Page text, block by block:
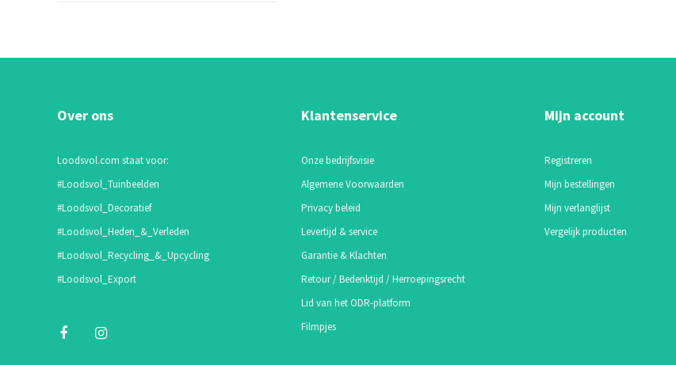
Over ons
Loodsvol.com staat voor:
#Loodsvol_Tuinbeelden
#Loodsvol_Decoratief
#Loodsvol_Heden_&_Verleden
#Loodsvol_Recycling_&_Upcycling
#Loodsvol_Export
Klantenservice
Onze bedrijfsvisie
Algemene Voorwaarden
Privacy beleid
Levertijd & service
Garantie & Klachten
Retour / Bedenktijd / Herroepingsrecht
Lid van het ODR-platform
Filmpjes
Mijn account
Registreren
Mijn bestellingen
Mijn verlanglijst
Vergelijk producten